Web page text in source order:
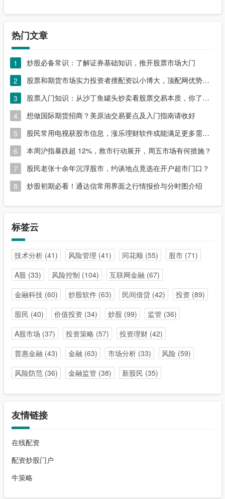
热门文章
1
炒股必备常识：了解证券基础知识，推开股票市场大门
2
股票和期货市场实力投资者擅配资以小博大，顶配网优势尽显
3
股票入门知识：从沙丁鱼罐头炒卖看股票交易本质，你了解吗？
4
想做国际期货招商？美原油交易要点及入门指南请收好
5
股民常用电视获股市信息，涨乐理财软件或能满足更多需求？
6
本周沪指暴跌超 12%，救市行动展开，周五市场有何措施？
7
股民老张十余年沉浮股市，约谈地点竟选在开户超市门口？
8
炒股初期必看！通达信常用界面之行情报价与分时图介绍
标签云
技术分析(41) 风险管理 (41) 同花顺(55) 股市(71)
A股 (33) 风险控制 (104) 互联网金融 (67)
金融科技(60) 炒股软件(63) 民间借贷(42) 投资 (89)
股民 (40) 价值投资 (34) 炒股 (99) 监管 (36)
A股市场 (37) 投资策略 (57) 投资理财(42)
普惠金融 (43) 金融 (63) 市场分析(33) 风险(59)
风险防范(36) 金融监管 (38) 新股民 (35)
友情链接
在线配资
配资炒股门户
牛策略